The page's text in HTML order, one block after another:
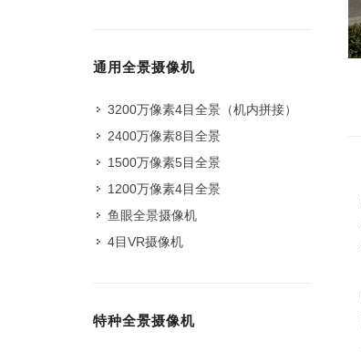
通用全景摄像机
3200万像素4目全景（机内拼接）
2400万像素8目全景
1500万像素5目全景
1200万像素4目全景
鱼眼全景摄像机
4目VR摄像机
特种全景摄像机